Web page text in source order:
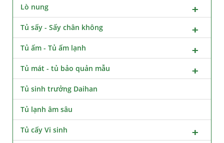
Lò nung
Tủ sấy - Sấy chân không
Tủ ấm - Tủ ấm lạnh
Tủ mát - tủ bảo quản mẫu
Tủ sinh trưởng Daihan
Tủ lạnh âm sâu
Tủ cấy Vi sinh